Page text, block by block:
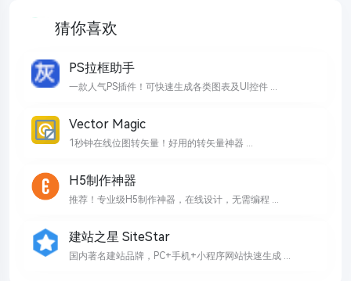
猜你喜欢
PS拉框助手
一款人气PS插件！可快速生成各类图表及UI控件 ...
Vector Magic
1秒钟在线位图转矢量！好用的转矢量神器 ...
H5制作神器
推荐！专业级H5制作神器，在线设计，无需编程 ...
建站之星 SiteStar
国内著名建站品牌，PC+手机+小程序网站快速生成 ...